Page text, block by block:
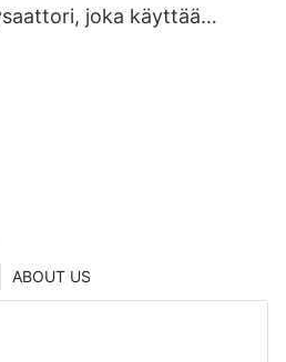
joka käyttää
ABOUT US